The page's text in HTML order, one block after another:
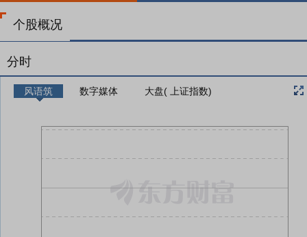
个股概况
分时
风语筑 数字媒体 大盘( 上证指数)